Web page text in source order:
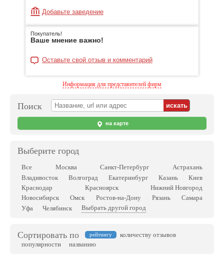
Добавьте заведение
Покупатель!
Ваше мнение важно!
Оставьте свой отзыв и комментарий
Информация для представителей фирм
Поиск
на карте
Выберите город
Все Москва Санкт-Петербург
Астрахань
Владивосток
Волгоград Екатеринбург Казань
Киев
Краснодар
Красноярск
Нижний Новгород
Новосибирск
Омск Ростов-на-Дону Рязань
Самара
Уфа
Челябинск Выбрать другой город
Сортировать по рейтингу
количеству отзывов
популярности
названию